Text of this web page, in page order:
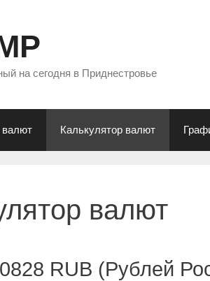
на сегодня в Приднестровье
валют Калькулятор валют
валют
RUB (Рублей